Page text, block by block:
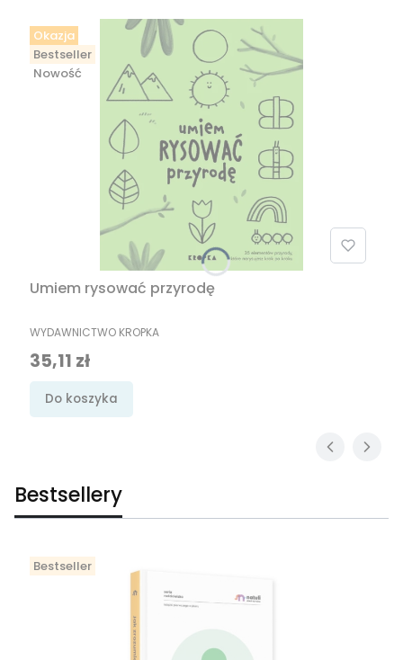
Okazja
Bestseller
Nowość
Umiem rysować przyrodę
PRODUCENT
WYDAWNICTWO KROPKA
Cena promocyjna
35,11 zł
Do koszyka
Bestsellery
Bestseller